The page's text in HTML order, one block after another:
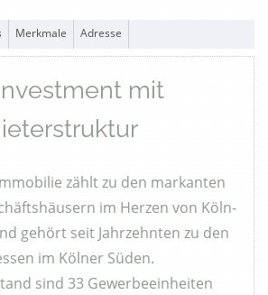
Merkmale Adresse
mit
zählt zu den markanten
im Herzen von Köln-
gehört seit Jahrzehnten zu den
im Kölner Süden.
sind 33 Gewerbeeinheiten